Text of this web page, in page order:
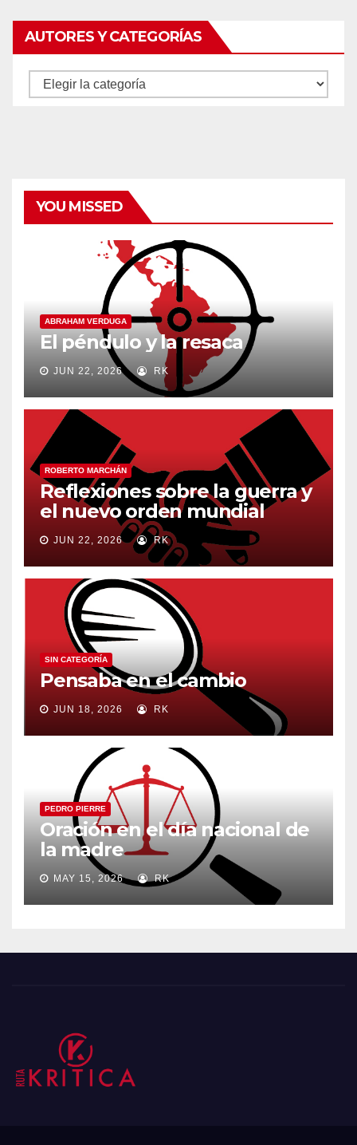
AUTORES Y CATEGORÍAS
Autores
YOU MISSED
ABRAHAM VERDUGA
El péndulo y la resaca
JUN 22, 2026 RK
ROBERTO MARCHÁN
Reflexiones sobre la guerra y
el nuevo orden mundial
JUN 22, 2026 RK
SIN CATEGORÍA
Pensaba en el cambio
JUN 18, 2026 RK
PEDRO PIERRE
Oración en el día nacional de
la madre
MAY 15, 2026 RK